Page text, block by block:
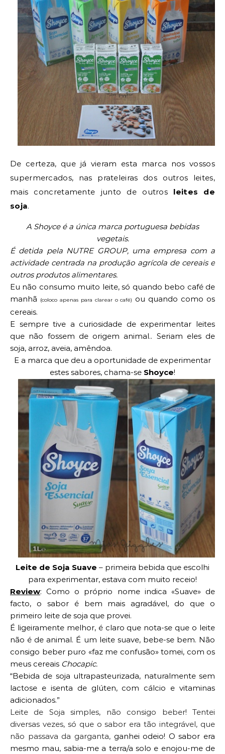
De certeza, que já vieram esta marca nos vossos
supermercados, nas prateleiras dos outros leites,
mais concretamente junto de outros leites de
soja.
A Shoyce é a única marca portuguesa bebidas
vegetais.
É detida pela NUTRE GROUP, uma empresa com a
actividadecentrada na produção agrícola de cereais e
outros produtos alimentares.
Eu não consumo muito leite, só quando bebo café de
manhã
(coloco apenas para clarear o café)
ou quando como os
cereais.
E sempre tive a curiosidade de experimentar leites
que não fossem de origem animal.. Seriam eles de
soja, arroz, aveia, amêndoa.
E a marca que deu a oportunidade de experimentar
estes sabores, chama-se Shoyce!
Leite de Soja Suave – primeira bebida que escolhi
para experimentar, estava com muito receio!
Review: Como o próprio nome indica «Suave» de
facto, o sabor é bem mais agradável, do que o
primeiro leite de soja que provei.
É ligeiramente melhor, é claro que nota-se que o leite
não é de animal. É um leite suave, bebe-se bem. Não
consigo beber puro «faz me confusão» tomei, com os
meus cereais Chocapic.
“Bebida de soja ultrapasteurizada, naturalmente sem
lactose e isenta de glúten, com cálcio e vitaminas
adicionados.”
Leite de Soja simples, não consigo beber! Tentei
diversas vezes, só que o sabor eratão integrável, que
não passava da garganta,ganhei odeio! O sabor era
mesmo mau, sabia-me a terra/a solo e enojou-me de